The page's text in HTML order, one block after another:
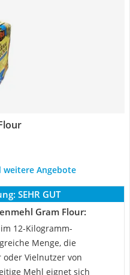
weitere Angebote
SEHR GUT
Gram Flour:
12-Kilogramm-
Menge, die
Vielnutzer von
Mehl eignet sich